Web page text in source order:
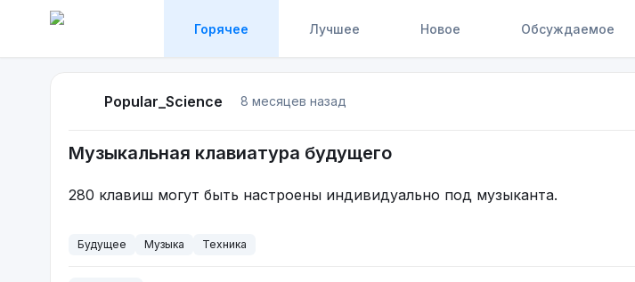
Горячее Лучшее Новое Обсуждаемое
Popular_Science 8 месяцев назад
Музыкальная клавиатура будущего
280 клавиш могут быть настроены индивидуально под музыканта.
Будущее Музыка Техника